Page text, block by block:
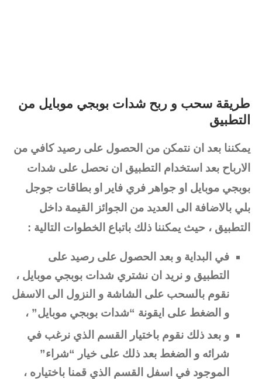
طريقة سحب و ربح شدات بوبجي موبايل من
التطبيق
يمكننا بعد ان نتمكن من الحصول على رصيد كافي من
الارباح بعد استخدام التطبيق ان نحصل على شدات
بوبجي موبايل او جواهر فري فاير او بطاقات جوجل
بلي بالاضافة الى العديد من الجوائز القيمة داخل
التطبيق ، حيث يمكننا ذلك باتباع الخطوات التالية :
في البداية و بعد الحصول على رصيد على
التطبيق و نريد ان نشتري شدات بوبجي موبايل ،
نقوم بالسحب على الشاشة و النزول الى الاسفل
و الضغط على ايقونة “شدات بوبجي موبايل” ،
و بعد ذلك نقوم باختيار القسم الذي نرغب في
شرائه و الضغط بعد ذلك على خيار “شراء”
الموجود في اسفل القسم الذي قمنا باختياره ،